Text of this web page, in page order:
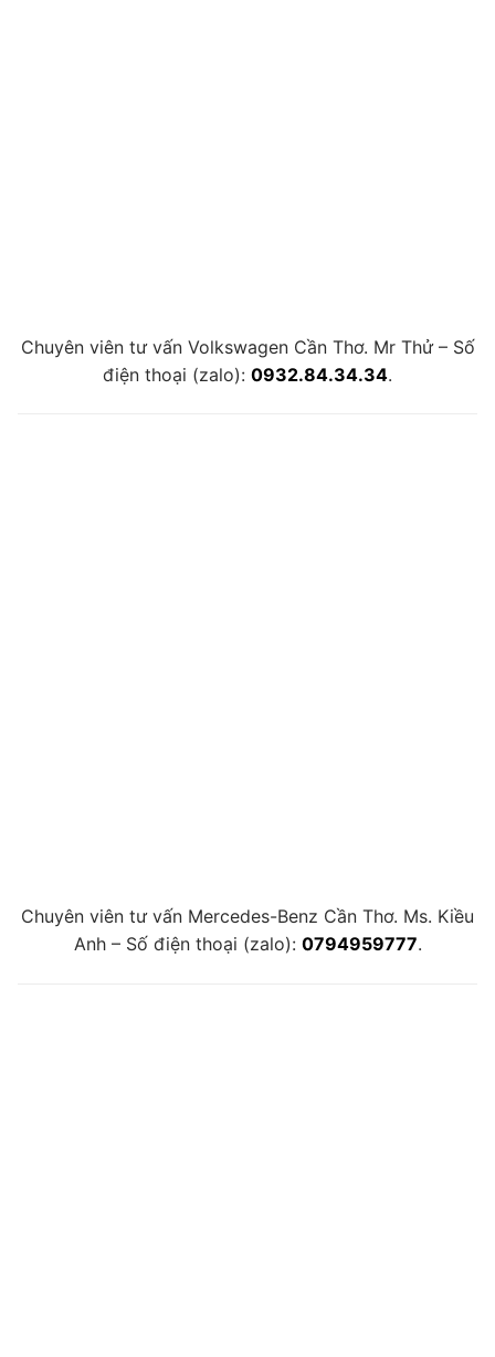
Chuyên viên tư vấn Volkswagen Cần Thơ. Mr Thử – Số
điện thoại (zalo): 0932.84.34.34.
Chuyên viên tư vấn Mercedes-Benz Cần Thơ. Ms. Kiều
Anh – Số điện thoại (zalo): 0794959777.